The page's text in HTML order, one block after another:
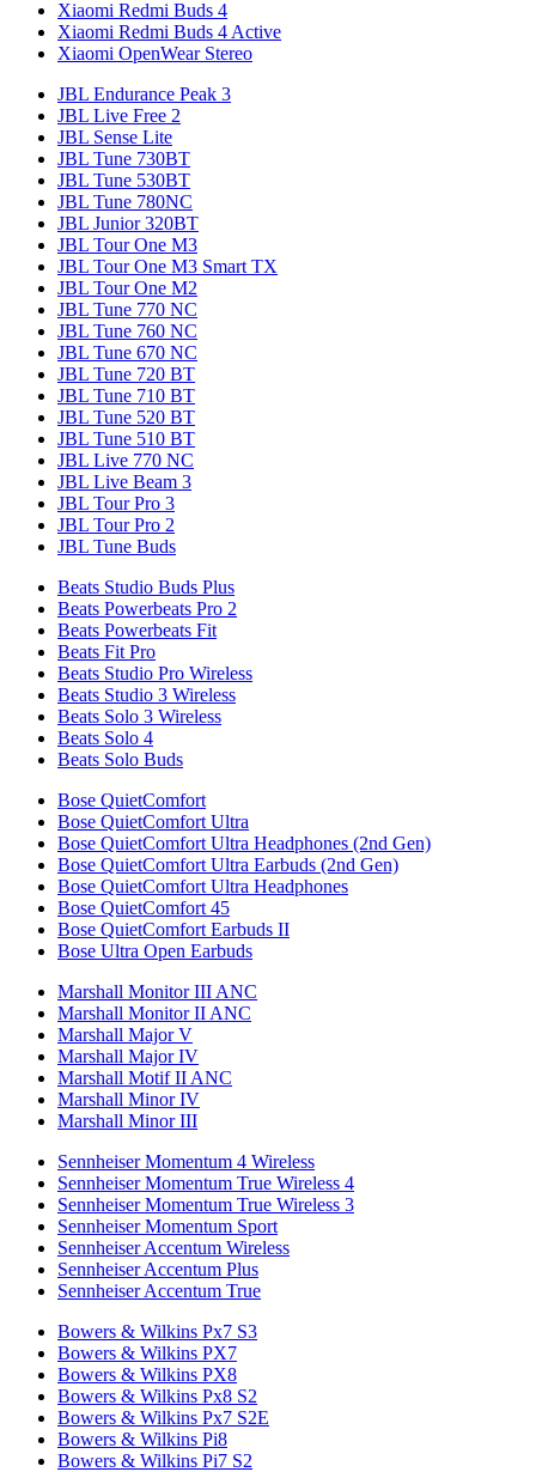
Xiaomi Redmi Buds 4
Xiaomi Redmi Buds 4 Active
Xiaomi OpenWear Stereo
JBL Endurance Peak 3
JBL Live Free 2
JBL Sense Lite
JBL Tune 730BT
JBL Tune 530BT
JBL Tune 780NC
JBL Junior 320BT
JBL Tour One M3
JBL Tour One M3 Smart TX
JBL Tour One M2
JBL Tune 770 NC
JBL Tune 760 NC
JBL Tune 670 NC
JBL Tune 720 BT
JBL Tune 710 BT
JBL Tune 520 BT
JBL Tune 510 BT
JBL Live 770 NC
JBL Live Beam 3
JBL Tour Pro 3
JBL Tour Pro 2
JBL Tune Buds
Beats Studio Buds Plus
Beats Powerbeats Pro 2
Beats Powerbeats Fit
Beats Fit Pro
Beats Studio Pro Wireless
Beats Studio 3 Wireless
Beats Solo 3 Wireless
Beats Solo 4
Beats Solo Buds
Bose QuietComfort
Bose QuietComfort Ultra
Bose QuietComfort Ultra Headphones (2nd Gen)
Bose QuietComfort Ultra Earbuds (2nd Gen)
Bose QuietComfort Ultra Headphones
Bose QuietComfort 45
Bose QuietComfort Earbuds II
Bose Ultra Open Earbuds
Marshall Monitor III ANC
Marshall Monitor II ANC
Marshall Major V
Marshall Major IV
Marshall Motif II ANC
Marshall Minor IV
Marshall Minor III
Sennheiser Momentum 4 Wireless
Sennheiser Momentum True Wireless 4
Sennheiser Momentum True Wireless 3
Sennheiser Momentum Sport
Sennheiser Accentum Wireless
Sennheiser Accentum Plus
Sennheiser Accentum True
Bowers & Wilkins Px7 S3
Bowers & Wilkins PX7
Bowers & Wilkins PX8
Bowers & Wilkins Px8 S2
Bowers & Wilkins Px7 S2E
Bowers & Wilkins Pi8
Bowers & Wilkins Pi7 S2